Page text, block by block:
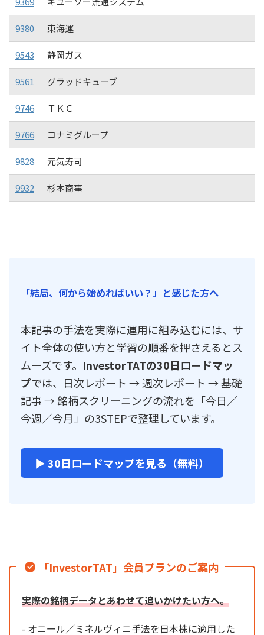
9380 東海運
9543 静岡ガス
9561 グラッドキューブ
9746 ＴＫＣ
9766 コナミグループ
9828 元気寿司
9932 杉本商事
「結局、何から始めればいい？」と感じた方へ
本記事の手法を実際に運用に組み込むには、サ
イト全体の使い方と学習の順番を押さえるとス
ムーズです。 InvestorTATの30日ロードマッ
プでは、日次レポート → 週次レポート → 基礎
記事 → 銘柄スクリーニングの流れを「今日／
今週／今月」の3STEPで整理しています。
▶ 30日ロードマップを見る（無料）
「InvestorTAT」会員プランのご案内
実際の銘柄データとあわせて追いかけたい方へ。
- オニール／ミネルヴィニ手法を日本株に適用した